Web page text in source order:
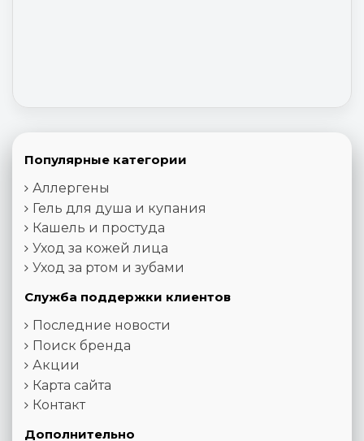
Популярные категории
Аллергены
Гель для душа и купания
Кашель и простуда
Уход за кожей лица
Уход за ртом и зубами
Служба поддержки клиентов
Последние новости
Поиск бренда
Акции
Карта сайта
Контакт
Дополнительно